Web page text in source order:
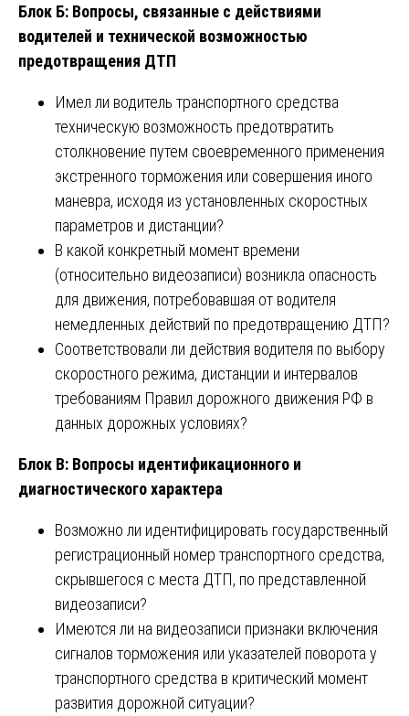
Блок Б: Вопросы, связанные с действиями
водителей и технической возможностью
предотвращения ДТП
Имел ли водитель транспортного средства
техническую возможность предотвратить
столкновение путем своевременного применения
экстренного торможения или совершения иного
маневра, исходя из установленных скоростных
параметров и дистанции?
В какой конкретный момент времени
(относительно видеозаписи) возникла опасность
для движения, потребовавшая от водителя
немедленных действий по предотвращению ДТП?
Соответствовали ли действия водителя по выбору
скоростного режима, дистанции и интервалов
требованиям Правил дорожного движения РФ в
данных дорожных условиях?
Блок В: Вопросы идентификационного и
диагностического характера
Возможно ли идентифицировать государственный
регистрационный номер транспортного средства,
скрывшегося с места ДТП, по представленной
видеозаписи?
Имеются ли на видеозаписи признаки включения
сигналов торможения или указателей поворота у
транспортного средства в критический момент
развития дорожной ситуации?